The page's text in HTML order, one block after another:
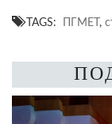
TAGS: ПГМЕТ ,